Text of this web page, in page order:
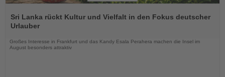
Sie
die
Sri Lanka rückt Kultur und Vielfalt in den Fokus deutscher
Urlauber
Großes Interesse in Frankfurt und das Kandy Esala Perahera machen die Insel im
August besonders attraktiv